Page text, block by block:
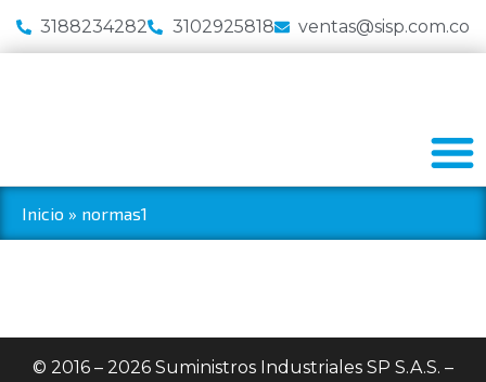
3188234282 3102925818 ventas@sisp.com.co
Inicio » normas1
© 2016 – 2026 Suministros Industriales SP S.A.S. –